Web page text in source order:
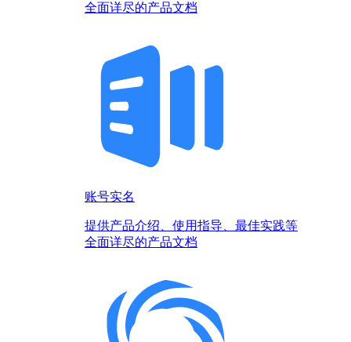
全面详尽的产品文档
账号实名
提供产品介绍、使用指导、最佳实践等
全面详尽的产品文档